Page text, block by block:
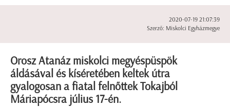
2020-07-19 21:07:39
Szerző: Miskolci Egyházmegye
Orosz Atanáz miskolci megyéspüspök
áldásával és kíséretében keltek útra
gyalogosan a fiatal felnőttek Tokajból
Máriapócsra július 17-én.